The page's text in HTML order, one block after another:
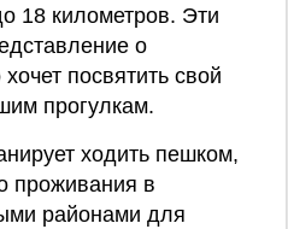
18 километров. Эти
о
посвятить свой
прогулкам.
ходить пешком,
проживания в
районами для